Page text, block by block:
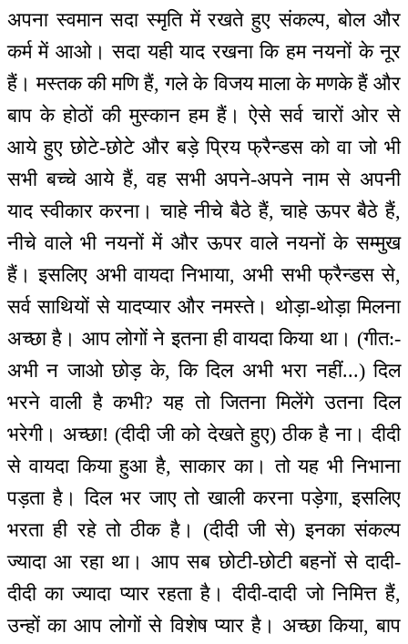
अपना स्वमान सदा स्मृति में रखते हुए संकल्प, बोल और
कर्म में आओ। सदा यही याद रखना कि हम नयनों के नूर
हैं। मस्तक की मणि हैं, गले के विजय माला के मणके हैं और
बाप के होठों की मुस्कान हम हैं। ऐसे सर्व चारों ओर से
आये हुए छोटे-छोटे और बड़े प्रिय फ्रैन्डस को वा जो भी
सभी बच्चे आये हैं, वह सभी अपने-अपने नाम से अपनी
याद स्वीकार करना। चाहे नीचे बैठे हैं, चाहे ऊपर बैठे हैं,
नीचे वाले भी नयनों में और ऊपर वाले नयनों के सम्मुख
हैं। इसलिए अभी वायदा निभाया, अभी सभी फ्रैन्डस से,
सर्व साथियों से यादप्यार और नमस्ते। थोड़ा-थोड़ा मिलना
अच्छा है। आप लोगों ने इतना ही वायदा किया था। (गीत:-
अभी न जाओ छोड़ के, कि दिल अभी भरा नहीं...) दिल
भरने वाली है कभी? यह तो जितना मिलेंगे उतना दिल
भरेगी। अच्छा! (दीदी जी को देखते हुए) ठीक है ना। दीदी
से वायदा किया हुआ है, साकार का। तो यह भी निभाना
पड़ता है। दिल भर जाए तो खाली करना पड़ेगा, इसलिए
भरता ही रहे तो ठीक है। (दीदी जी से) इनका संकल्प
ज्यादा आ रहा था। आप सब छोटी-छोटी बहनों से दादी-
दीदी का ज्यादा प्यार रहता है। दीदी-दादी जो निमित्त हैं,
उन्हों का आप लोगों से विशेष प्यार है। अच्छा किया, बाप